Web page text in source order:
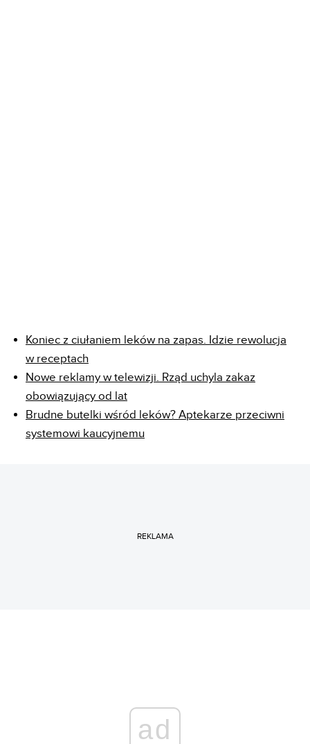
Koniec z ciułaniem leków na zapas. Idzie rewolucja
w receptach
Nowe reklamy w telewizji. Rząd uchyla zakaz
obowiązujący od lat
Brudne butelki wśród leków? Aptekarze przeciwni
systemowi kaucyjnemu
REKLAMA
ad